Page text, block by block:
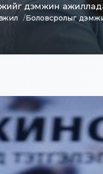
дэмжин
Боловсролыг дэмжих